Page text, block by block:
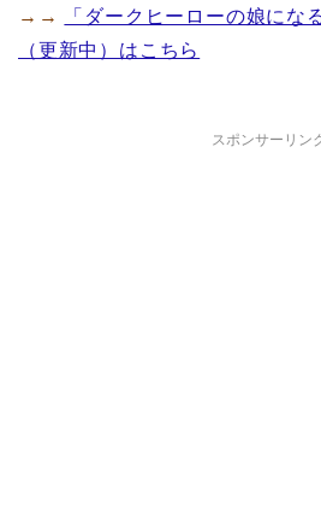
→→
「ダークヒーローの娘にな
（更新中）はこちら
スポンサーリン